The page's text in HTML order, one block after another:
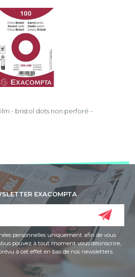
- bristol dots non perforé -
EXACOMPTA
personnelles uniquement afin de vous
pouvez à tout moment vous désinscrire,
à cet effet en bas de nos newsletters.